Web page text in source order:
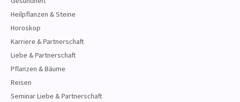
Heilpflanzen & Steine
Horoskop
Karriere & Partnerschaft
Liebe & Partnerschaft
Pflanzen & Bäume
Reisen
Seminar Liebe & Partnerschaft